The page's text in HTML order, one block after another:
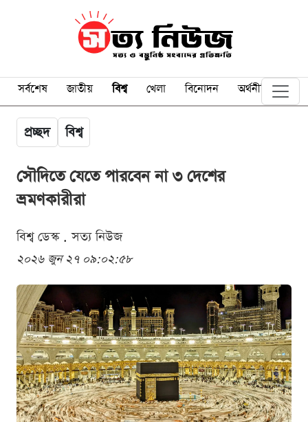
সর্বশেষ জাতীয় বিশ্ব খেলা বিনোদন অর্থনীতি
প্রচ্ছদ বিশ্ব
সৌদিতে যেতে পারবেন না ৩ দেশের
ভ্রমণকারীরা
বিশ্ব ডেস্ক . সত্য নিউজ
২০২৬ জুন ২৭ ০৯:০২:৫৮